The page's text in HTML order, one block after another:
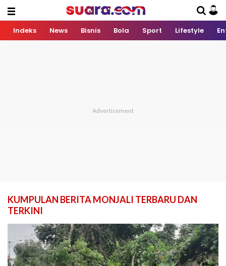
Indeks News Bisnis Bola Sport Lifestyle
KUMPULAN BERITA MONJALI TERBARU DAN
TERKINI